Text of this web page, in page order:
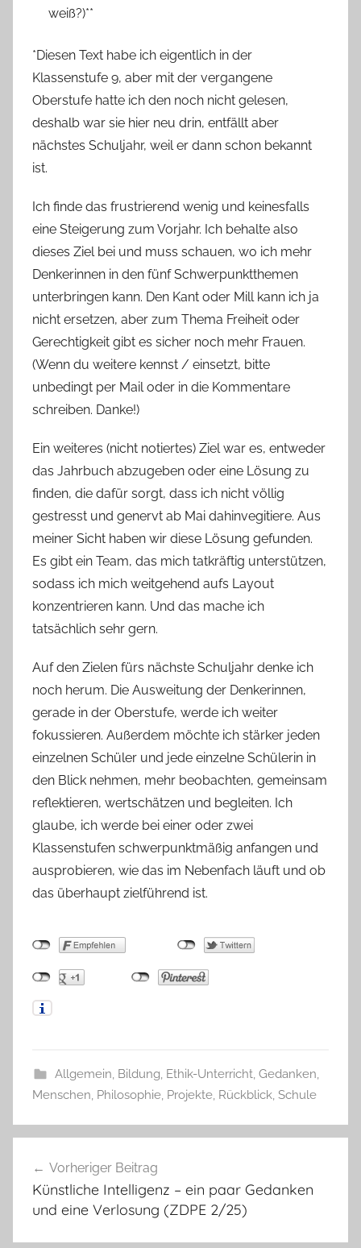
weiß?)**
*Diesen Text habe ich eigentlich in der
Klassenstufe 9, aber mit der vergangene
Oberstufe hatte ich den noch nicht gelesen,
deshalb war sie hier neu drin, entfällt aber
nächstes Schuljahr, weil er dann schon bekannt
ist.
Ich finde das frustrierend wenig und keinesfalls
eine Steigerung zum Vorjahr. Ich behalte also
dieses Ziel bei und muss schauen, wo ich mehr
Denkerinnen in den fünf Schwerpunktthemen
unterbringen kann. Den Kant oder Mill kann ich ja
nicht ersetzen, aber zum Thema Freiheit oder
Gerechtigkeit gibt es sicher noch mehr Frauen.
(Wenn du weitere kennst / einsetzt, bitte
unbedingt per Mail oder in die Kommentare
schreiben. Danke!)
Ein weiteres (nicht notiertes) Ziel war es, entweder
das Jahrbuch abzugeben oder eine Lösung zu
finden, die dafür sorgt, dass ich nicht völlig
gestresst und genervt ab Mai dahinvegitiere. Aus
meiner Sicht haben wir diese Lösung gefunden.
Es gibt ein Team, das mich tatkräftig unterstützen,
sodass ich mich weitgehend aufs Layout
konzentrieren kann. Und das mache ich
tatsächlich sehr gern.
Auf den Zielen fürs nächste Schuljahr denke ich
noch herum. Die Ausweitung der Denkerinnen,
gerade in der Oberstufe, werde ich weiter
fokussieren. Außerdem möchte ich stärker jeden
einzelnen Schüler und jede einzelne Schülerin in
den Blick nehmen, mehr beobachten, gemeinsam
reflektieren, wertschätzen und begleiten. Ich
glaube, ich werde bei einer oder zwei
Klassenstufen schwerpunktmäßig anfangen und
ausprobieren, wie das im Nebenfach läuft und ob
das überhaupt zielführend ist.
Allgemein, Bildung, Ethik-Unterricht, Gedanken,
Menschen, Philosophie, Projekte, Rückblick, Schule
Vorheriger Beitrag
Künstliche Intelligenz – ein paar Gedanken
und eine Verlosung (ZDPE 2/25)